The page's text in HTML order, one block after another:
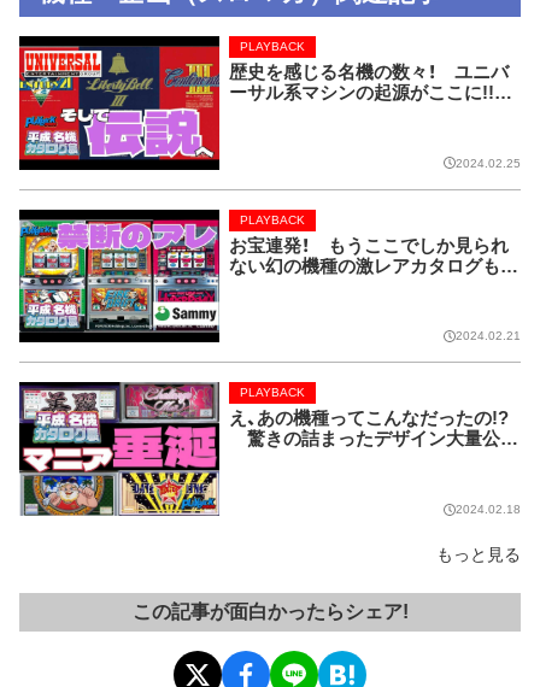
歴史を感じる名機の数々！ ユニバ
ーサル系マシンの起源がここに!!【P
PLAYBACK
2024.02.25
お宝連発！ もうここでしか見られ
ない幻の機種の激レアカタログも！
PLAYBACK
2024.02.21
え、あの機種ってこんなだったの!?
驚きの詰まったデザイン大量公
PLAYBACK
2024.02.18
もっと見る
この記事が面白かったらシェア!